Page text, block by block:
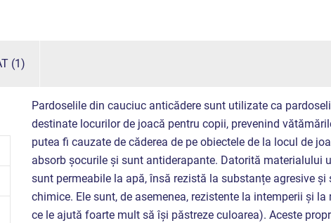
(1)
Pardoselile din cauciuc anticădere sunt utilizate ca
destinate locurilor de joacă pentru copii, prevenind
putea fi cauzate de căderea de pe obiectele de la locul de
absorb șocurile și sunt antiderapante. Datorită materialului
sunt permeabile la apă, însă rezistă la substanțe agresive și
chimice. Ele sunt, de asemenea, rezistente la intemperii și la
ce le ajută foarte mult să își păstreze culoarea). Aceste